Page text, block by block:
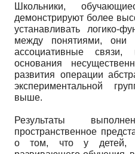
Школьники,
демонстрируют более
устанавливать логико-
между понятиями, они
ассоциативные связи,
основания
развития операции
экспериментальной
выше.
Результаты
пространственное
о том, что у детей,